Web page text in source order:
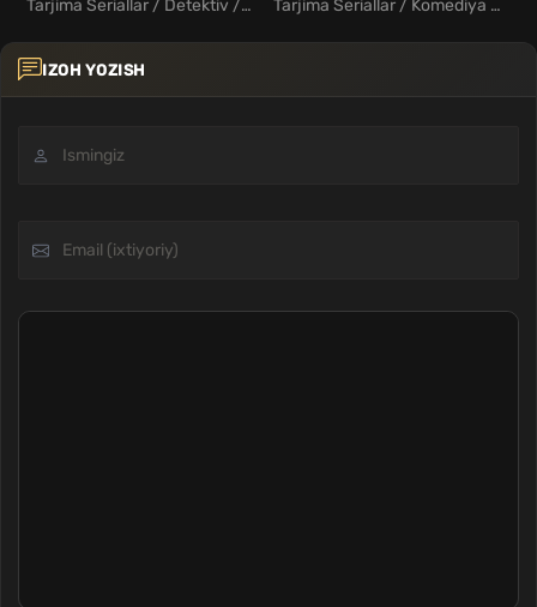
Tarjima Seriallar / Detektiv / Komediya / Fantastika / Xorij Seriallar Uzbek Tilida
Tarjima Seriallar / Komediya / Fentezi / Xorij Seriallar Uzbek Tilida
IZOH YOZISH